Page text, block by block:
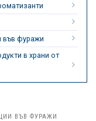
във фуражи
в храни от
ВЪВ ФУРАЖИ